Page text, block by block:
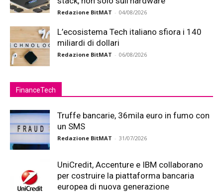
Redazione BitMAT - 04/08/2026
L’ecosistema Tech italiano sfiora i 140
miliardi di dollari
Redazione BitMAT - 06/08/2026
FinanceTech
Truffe bancarie, 36mila euro in fumo con
un SMS
Redazione BitMAT - 31/07/2026
UniCredit, Accenture e IBM collaborano
per costruire la piattaforma bancaria
europea di nuova generazione